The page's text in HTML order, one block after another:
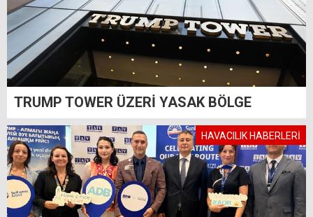
TRUMP TOWER ÜZERİ YASAK BÖLGE
HAVACILIK HABERLERİ